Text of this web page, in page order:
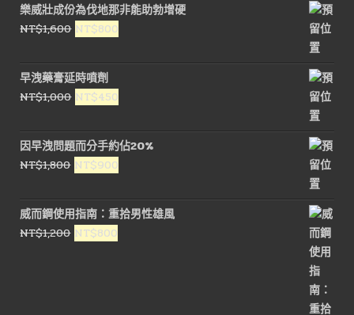
樂威壯成份為伐地那非能助勃增硬
NT$1,600 原
價
格：
NT$1,600。
NT$800
價
格：
NT$800。
早洩藥膏延時噴劑
NT$1,000 原
價
格：
NT$1,000。
NT$450
價
格：
NT$450。
因早洩問題而分手約佔20%
NT$1,800 原
價
格：
NT$1,800。
NT$900
價
格：
威而鋼使用指南：重拾男性雄風
NT$1,200 原
NT$800